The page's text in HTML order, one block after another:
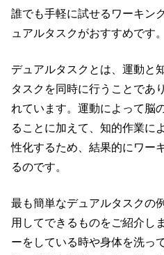
誰でも手軽に試せるワーキン
ュアルタスクがおすすめです。
デュアルタスクとは、運動と
タスクを同時に行うことであ
れています。運動によって脳
ることに加えて、知的作業に
性化するため、結果的にワー
るのです。
最も簡単なデュアルタスクの
用してできるものをご紹介し
ーをしている時や身体を洗っ